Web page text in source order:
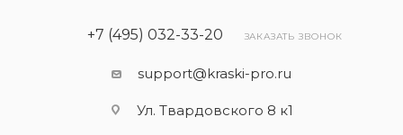
+7 (495) 032-33-20 ЗАКАЗАТЬ ЗВОНОК
support@kraski-pro.ru
Ул. Твардовского 8 к1